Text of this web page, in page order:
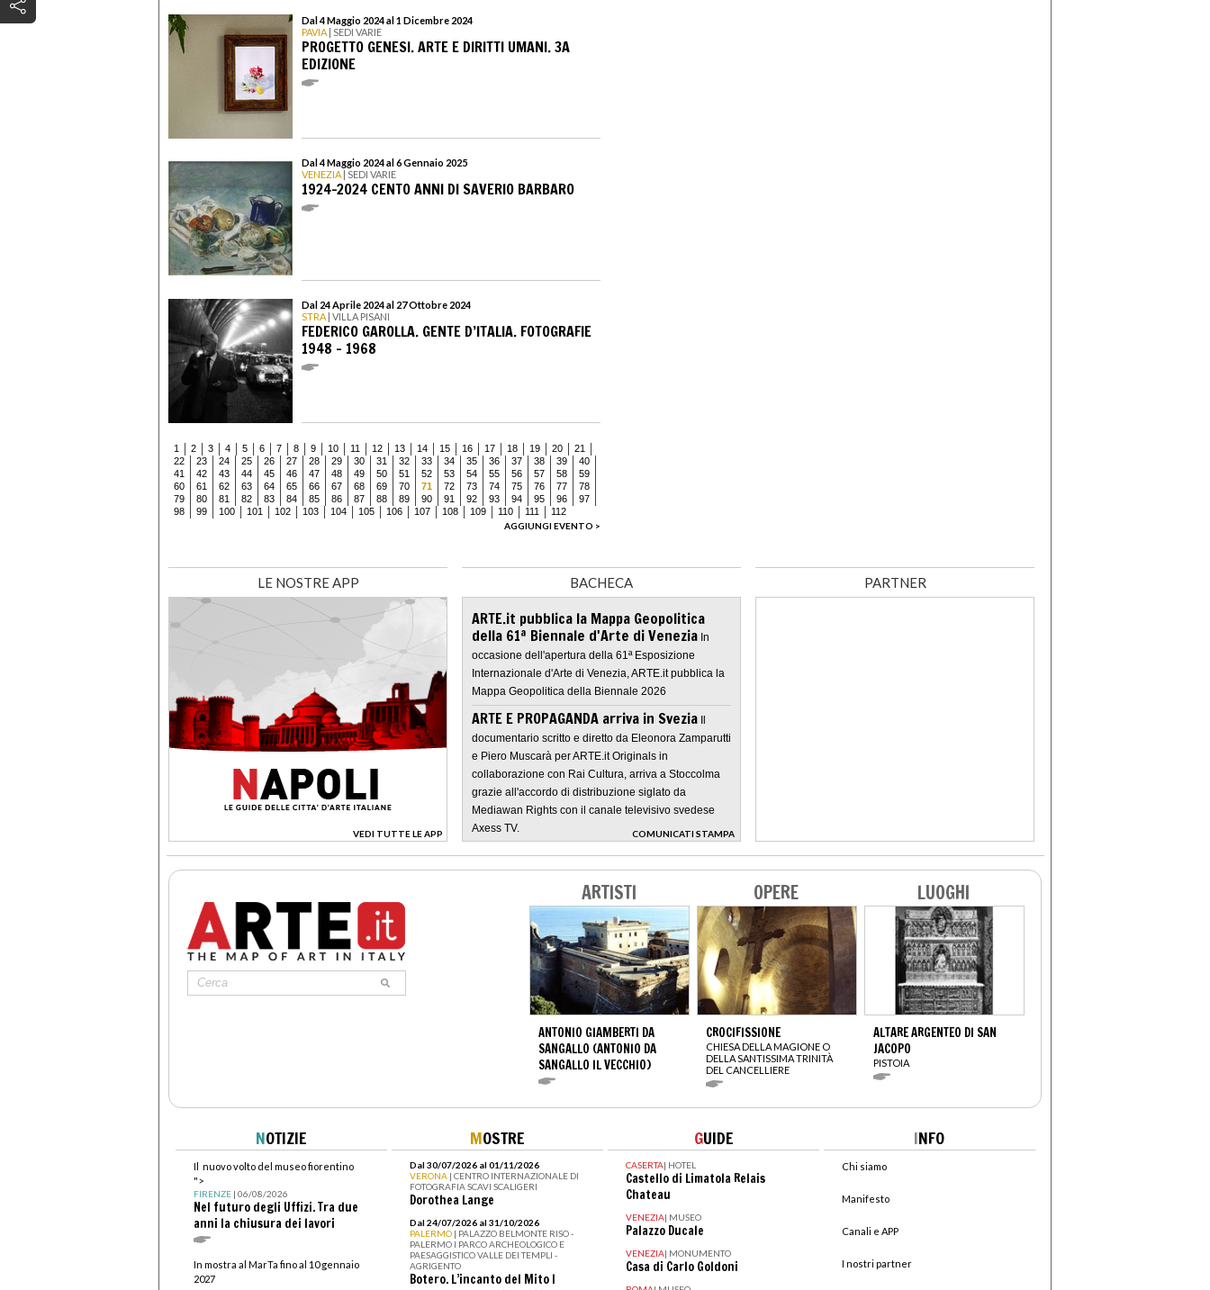
Dal 4 Maggio 2024 al 1 Dicembre 2024
PAVIA | SEDI VARIE
PROGETTO GENESI. ARTE E DIRITTI UMANI. 3A
EDIZIONE
Dal 4 Maggio 2024 al 6 Gennaio 2025
VENEZIA | SEDI VARIE
1924-2024 CENTO ANNI DI SAVERIO BARBARO
Dal 24 Aprile 2024 al 27 Ottobre 2024
STRA | VILLA PISANI
FEDERICO GAROLLA. GENTE D’ITALIA. FOTOGRAFIE
1948 – 1968
1 2 3 4 5 6 7 8 9 10 11 12 13 14 15 16 17 18 19 20
21
22
23 24 25 26 27 28 29 30 31 32 33 34 35 36 37 38 39
40
41
42 43 44 45 46 47 48 49 50 51 52 53 54 55 56 57 58
59
60
61 62 63 64 65 66 67 68 69 70 71 72 73 74 75 76 77
78
79
80 81 82 83 84 85 86 87 88 89 90 91 92 93 94 95 96
97
98
99 100 101 102 103 104 105 106 107 108 109 110 111
112
AGGIUNGI EVENTO >
LE NOSTRE APP
VEDI TUTTE LE APP
>
BACHECA
ARTE.it pubblica la Mappa Geopolitica
della 61ª Biennale d'Arte di Venezia In
occasione dell'apertura della 61ª Esposizione
Internazionale d'Arte di Venezia, ARTE.it pubblica la
Mappa Geopolitica della Biennale 2026
ARTE E PROPAGANDA arriva in Svezia Il
documentario scritto e diretto da Eleonora Zamparutti
e Piero Muscarà per ARTE.it Originals in
collaborazione con Rai Cultura, arriva a Stoccolma
grazie all'accordo di distribuzione siglato da
Mediawan Rights con il canale televisivo svedese
Axess TV.
COMUNICATI STAMPA
>
PARTNER
ARTISTI
ANTONIO GIAMBERTI DA
SANGALLO (ANTONIO DA
SANGALLO IL VECCHIO)
OPERE
CROCIFISSIONE
CHIESA DELLA MAGIONE O
DELLA SANTISSIMA TRINITÀ
DEL CANCELLIERE
LUOGHI
ALTARE ARGENTEO DI SAN
JACOPO
PISTOIA
NOTIZIE
Il nuovo volto del museo fiorentino
">
FIRENZE| 06/08/2026
Nel futuro degli Uffizi. Tra due
anni la chiusura dei lavori
In mostra al MarTa fino al 10 gennaio
2027
MOSTRE
Dal 30/07/2026 al 01/11/2026
VERONA | CENTRO INTERNAZIONALE DI
FOTOGRAFIA SCAVI SCALIGERI
Dorothea Lange
Dal 24/07/2026 al 31/10/2026
PALERMO | PALAZZO BELMONTE RISO -
PALERMO I PARCO ARCHEOLOGICO E
PAESAGGISTICO VALLE DEI TEMPLI -
AGRIGENTO
Botero. L’incanto del Mito I
GUIDE
CASERTA| HOTEL
Castello di Limatola Relais
Chateau
VENEZIA| MUSEO
Palazzo Ducale
VENEZIA| MONUMENTO
Casa di Carlo Goldoni
INFO
Chi siamo
Manifesto
Canali e APP
I nostri partner